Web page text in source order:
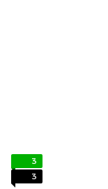
3
3